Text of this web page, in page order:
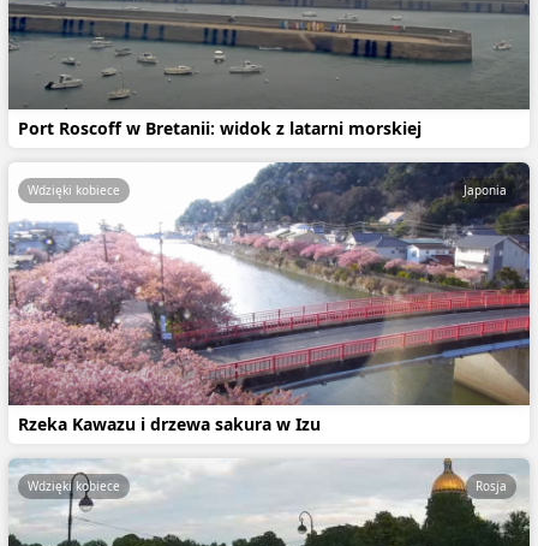
Port Roscoff w Bretanii: widok z latarni morskiej
Rzeka Kawazu i drzewa sakura w Izu
Wdzięki kobiece Japonia
Wdzięki kobiece Rosja